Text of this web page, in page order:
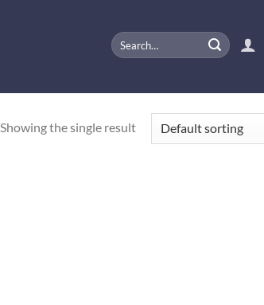
Search
for:
Showing the single result